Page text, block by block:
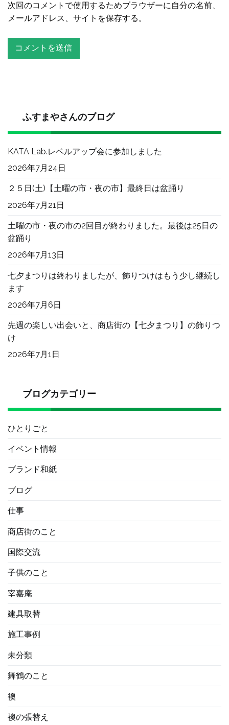
次回のコメントで使用するためブラウザーに自分の名前、
メールアドレス、サイトを保存する。
ふすまやさんのブログ
KATA Lab.レベルアップ会に参加しました
2026年7月24日
２５日(土)【土曜の市・夜の市】最終日は盆踊り
2026年7月21日
土曜の市・夜の市の2回目が終わりました。最後は25日の
盆踊り
2026年7月13日
七夕まつりは終わりましたが、飾りつけはもう少し継続し
ます
2026年7月6日
先週の楽しい出会いと、商店街の【七夕まつり】の飾りつ
け
2026年7月1日
ブログカテゴリー
ひとりごと
イベント情報
ブランド和紙
ブログ
仕事
商店街のこと
国際交流
子供のこと
宰嘉庵
建具取替
施工事例
未分類
舞鶴のこと
襖
襖の張替え